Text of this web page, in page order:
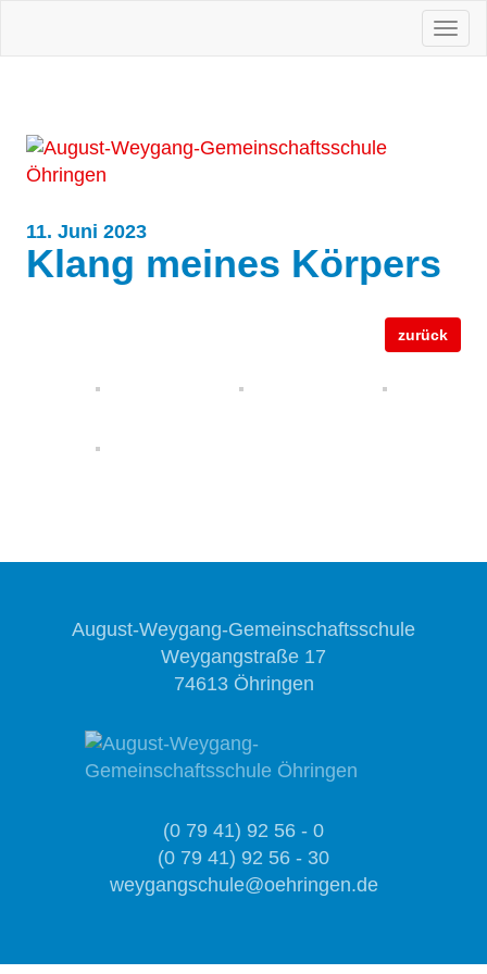
11. Juni 2023
Klang meines Körpers
zurück
August-Weygang-Gemeinschaftsschule
Weygangstraße 17
74613 Öhringen
(0 79 41) 92 56 - 0
(0 79 41) 92 56 - 30
weygangschule@oehringen.de